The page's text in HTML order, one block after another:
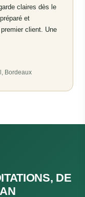
claires dès le
et
client. Une
Bordeaux
DE